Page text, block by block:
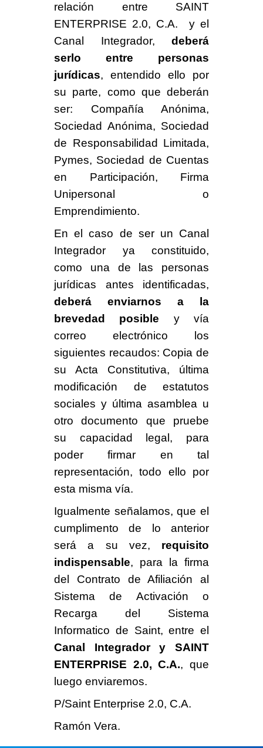
relación entre SAINT
ENTERPRISE 2.0, C.A. y el
Canal Integrador,deberá
serlo entre personas
jurídicas, entendido ello por
su parte, como que deberán
ser: Compañía Anónima,
Sociedad Anónima, Sociedad
de Responsabilidad Limitada,
Pymes, Sociedad de Cuentas
en Participación, Firma
Unipersonal o
Emprendimiento.
En el caso de ser un Canal
Integrador ya constituido,
como una de las personas
jurídicas antes identificadas,
deberá enviarnos a la
brevedad posible y vía
correo electrónico los
siguientes recaudos: Copia de
su Acta Constitutiva, última
modificación de estatutos
sociales y última asamblea u
otro documento que pruebe
su capacidad legal, para
poder firmar en tal
representación, todo ello por
esta misma vía.
Igualmente señalamos, que el
cumplimento de lo anterior
será a su vez, requisito
indispensable, para la firma
del Contrato de Afiliación al
Sistema de Activación o
Recarga del Sistema
Informatico de Saint, entre el
Canal Integrador y SAINT
ENTERPRISE 2.0, C.A., que
luego enviaremos.
P/Saint Enterprise 2.0, C.A.
Ramón Vera.